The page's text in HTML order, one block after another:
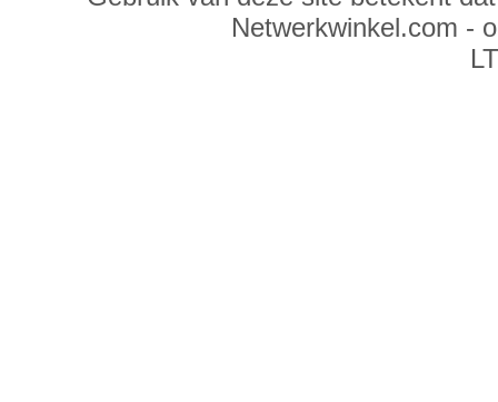
Netwerkwinkel.com -